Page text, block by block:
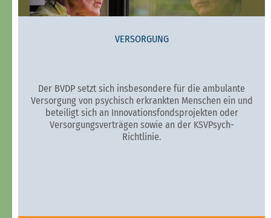
VERSORGUNG
Der BVDP setzt sich insbesondere für die ambulante
Versorgung von psychisch erkrankten Menschen ein und
beteiligt sich an Innovationsfondsprojekten oder
Versorgungsverträgen sowie an der KSVPsych-
Richtlinie.